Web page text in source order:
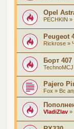
Opel
PECHKIN »
Peugeot
Rickrose »
Борт 407
TechnoMCJ
Pajero
Fox » Вс
VladiZlav »